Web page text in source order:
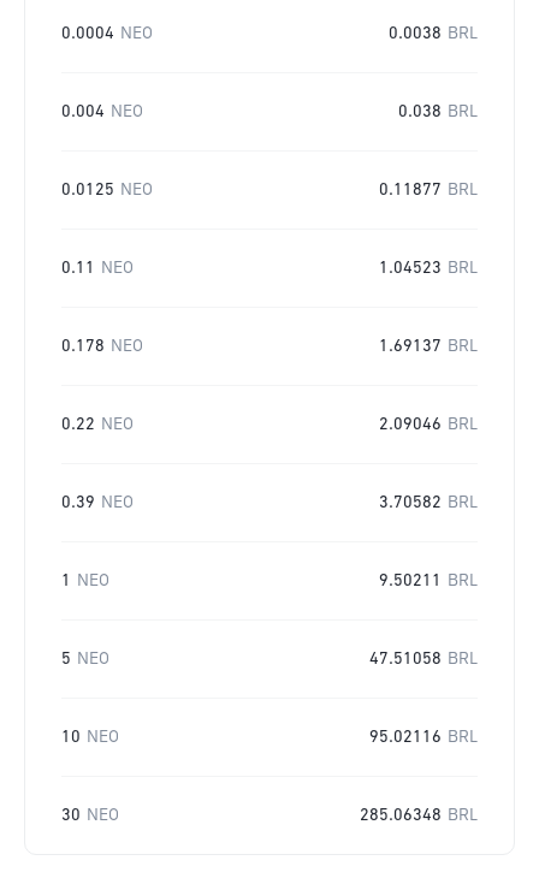
0.0004 NEO 0.0038 BRL
0.004 NEO 0.038 BRL
0.0125 NEO 0.11877 BRL
0.11 NEO 1.04523 BRL
0.178 NEO 1.69137 BRL
0.22 NEO 2.09046 BRL
0.39 NEO 3.70582 BRL
1 NEO 9.50211 BRL
5 NEO 47.51058 BRL
10 NEO 95.02116 BRL
30 NEO 285.06348 BRL